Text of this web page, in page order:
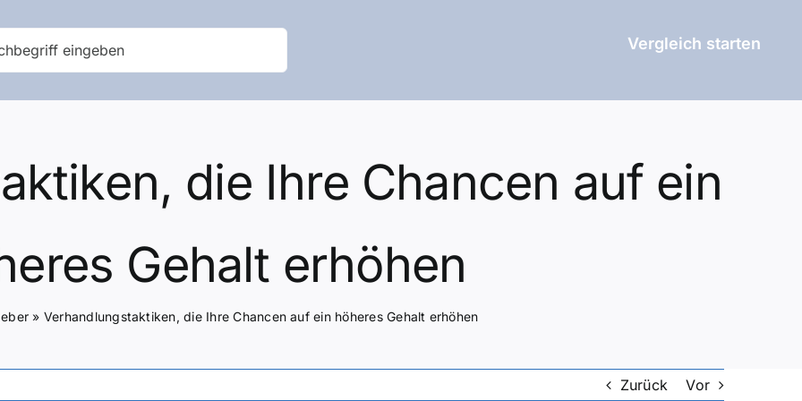
Vergleich starten
die Ihre Chancen auf ein
Gehalt erhöhen
» Verhandlungstaktiken, die Ihre Chancen auf ein höheres Gehalt erhöhen
Zurück Vor